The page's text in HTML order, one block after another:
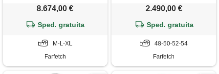
8.674,00 €
Sped. gratuita
M-L-XL
Farfetch
2.490,00 €
Sped. gratuita
48-50-52-54
Farfetch